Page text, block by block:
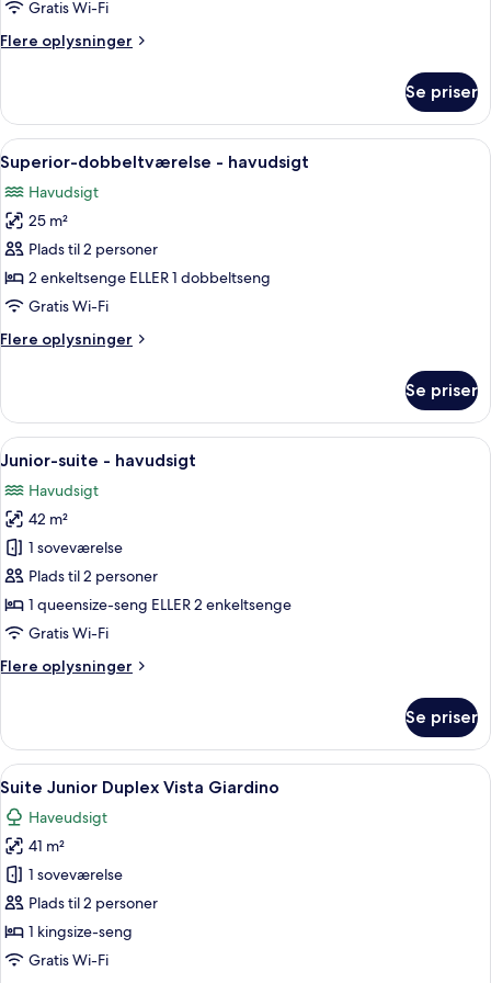
Gratis Wi-Fi
Flere oplysninger
Flere
suite
havudsigt
Se priser
Indlæs
alle
billeder
af
Superior-
dobbeltværelse
-
Superior-dobbeltværelse -
4
Superior-dobbeltværelse - havudsigt
Havudsigt
25 m²
Plads til 2 personer
2 enkeltsenge ELLER 1 dobbeltseng
Gratis Wi-Fi
Flere oplysninger
Flere
dobbeltværelse
havudsigt
Se priser
Indlæs
alle
billeder
af
Junior-
suite
-
havudsigt
Et hotelværelse med balkon,
9
Junior-suite - havudsigt
Havudsigt
42 m²
1 soveværelse
Plads til 2 personer
1 queensize-seng ELLER 2 enkeltsenge
Gratis Wi-Fi
Flere oplysninger
Flere
suite
havudsigt
Se priser
Indlæs
alle
billeder
af
Suite
Junior
Duplex
Vista
Et hotelværelse med trappe,
5
Suite Junior Duplex Vista Giardino
Haveudsigt
41 m²
1 soveværelse
Plads til 2 personer
1 kingsize-seng
Gratis Wi-Fi